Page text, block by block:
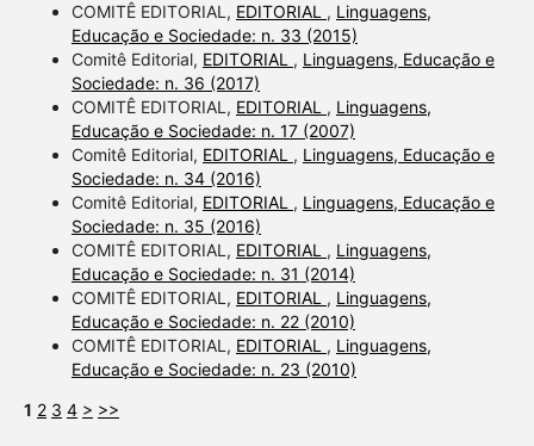
COMITÊ EDITORIAL, EDITORIAL , Linguagens,
Educação e Sociedade: n. 33 (2015)
Comitê Editorial, EDITORIAL , Linguagens, Educação e
Sociedade: n. 36 (2017)
COMITÊ EDITORIAL, EDITORIAL , Linguagens,
Educação e Sociedade: n. 17 (2007)
Comitê Editorial, EDITORIAL , Linguagens, Educação e
Sociedade: n. 34 (2016)
Comitê Editorial, EDITORIAL , Linguagens, Educação e
Sociedade: n. 35 (2016)
COMITÊ EDITORIAL, EDITORIAL , Linguagens,
Educação e Sociedade: n. 31 (2014)
COMITÊ EDITORIAL, EDITORIAL , Linguagens,
Educação e Sociedade: n. 22 (2010)
COMITÊ EDITORIAL, EDITORIAL , Linguagens,
Educação e Sociedade: n. 23 (2010)
1 2 3 4 > >>